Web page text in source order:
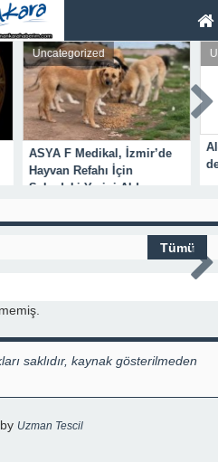
F Medikal, İzmir’de
Refahı İçin
Yerini Aldı.
Aleksis
Tümü
saklıdır, kaynak gösterilmeden
Uzman Tescil